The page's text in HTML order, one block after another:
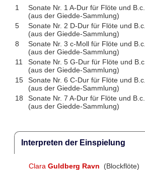
1
Sonate Nr. 1 A-Dur für Flöte und B.c.
(aus der Giedde-Sammlung)
5
Sonate Nr. 2 D-Dur für Flöte und B.c.
(aus der Giedde-Sammlung)
8
Sonate Nr. 3 c-Moll für Flöte und B.c.
(aus der Giedde-Sammlung)
11
Sonate Nr. 5 G-Dur für Flöte und B.c.
(aus der Giedde-Sammlung)
15
Sonate Nr. 6 C-Dur für Flöte und B.c.
(aus der Giedde-Sammlung)
18
Sonate Nr. 7 A-Dur für Flöte und B.c.
(aus der Giedde-Sammlung)
Interpreten der Einspielung
Clara Guldberg Ravn
(Blockflöte)